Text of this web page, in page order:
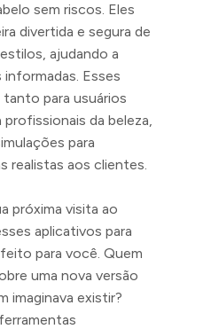
sem riscos. Eles
divertida e segura de
ajudando a
Esses
para usuários
da beleza,
para
realistas aos clientes.
próxima visita ao
aplicativos para
para você. Quem
uma nova versão
imaginava existir?